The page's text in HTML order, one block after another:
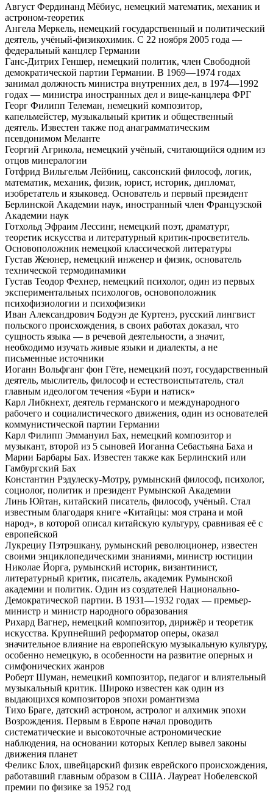
Август Фердинанд Мёбиус, немецкий математик, механик и
астроном-теоретик
Ангела Меркель, немецкий государственный и политический
деятель, учёный-физикохимик. С 22 ноября 2005 года —
федеральный канцлер Германии
Ганс-Дитрих Геншер, немецкий политик, член Свободной
демократической партии Германии. В 1969—1974 годах
занимал должность министра внутренних дел, в 1974—1992
годах — министра иностранных дел и вице-канцлера ФРГ
Георг Филипп Телеман, немецкий композитор,
капельмейстер, музыкальный критик и общественный
деятель. Известен также под анаграмматическим
псевдонимом Меланте
Георгий Агрикола, немецкий учёный, считающийся одним из
отцов минералогии
Готфрид Вильгельм Лейбниц, саксонский философ, логик,
математик, механик, физик, юрист, историк, дипломат,
изобретатель и языковед. Основатель и первый президент
Берлинской Академии наук, иностранный член Французской
Академии наук
Готхольд Эфраим Лессинг, немецкий поэт, драматург,
теоретик искусства и литературный критик-просветитель.
Основоположник немецкой классической литературы
Густав Жеюнер, немецкий инженер и физик, основатель
технической термодинамики
Густав Теодор Фехнер, немецкий психолог, один из первых
экспериментальных психологов, основоположник
психофизиологии и психофизики
Иван Александрович Бодуэн де Куртенэ, русский лингвист
польского происхождения, в своих работах доказал, что
сущность языка — в речевой деятельности, а значит,
необходимо изучать живые языки и диалекты, а не
письменные источники
Иоганн Вольфганг фон Гёте, немецкий поэт, государственный
деятель, мыслитель, философ и естествоиспытатель, стал
главным идеологом течения «Бури и натиск»
Карл Либкнехт, деятель германского и международного
рабочего и социалистического движения, один из основателей
коммунистической партии Германии
Карл Филипп Эммануил Бах, немецкий композитор и
музыкант, второй из 5 сыновей Иоганна Себастьяна Баха и
Марии Барбары Бах. Известен также как Берлинский или
Гамбургский Бах
Константин Рэдулеску-Мотру, румынский философ, психолог,
социолог, политик и президент Румынской Академии
Линь Юйтан, китайский писатель, философ, учёный. Стал
известным благодаря книге «Китайцы: моя страна и мой
народ», в которой описал китайскую культуру, сравнивая её с
европейской
Лукрециу Пэтрэшкану, румынский революционер, известен
своими энциклопедическими знаниями, министр юстиции
Николае Йорга, румынский историк, византинист,
литературный критик, писатель, академик Румынской
академии и политик. Один из создателей Национально-
Демократической партии. В 1931—1932 годах — премьер-
министр и министр народного образования
Рихард Вагнер, немецкий композитор, дирижёр и теоретик
искусства. Крупнейший реформатор оперы, оказал
значительное влияние на европейскую музыкальную культуру,
особенно немецкую, в особенности на развитие оперных и
симфонических жанров
Роберт Шуман, немецкий композитор, педагог и влиятельный
музыкальный критик. Широко известен как один из
выдающихся композиторов эпохи романтизма
Тихо Браге, датский астроном, астролог и алхимик эпохи
Возрождения. Первым в Европе начал проводить
систематические и высокоточные астрономические
наблюдения, на основании которых Кеплер вывел законы
движения планет
Феликс Блох, швейцарский физик еврейского происхождения,
работавший главным образом в США. Лауреат Нобелевской
премии по физике за 1952 год